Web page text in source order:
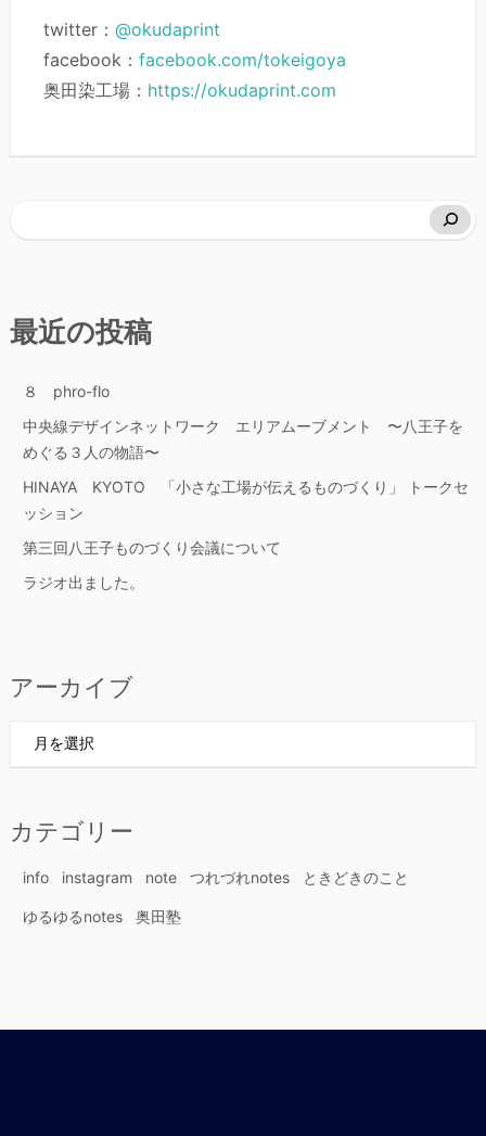
twitter：@okudaprint
facebook：facebook.com/tokeigoya
奥田染工場： https://okudaprint.com
最近の投稿
８ phro-flo
中央線デザインネットワーク エリアムーブメント 〜八王子を
めぐる３人の物語〜
HINAYA KYOTO 「小さな工場が伝えるものづくり」 トークセ
ッション
第三回八王子ものづくり会議について
ラジオ出ました。
アーカイブ
ブ
カテゴリー
info instagram note つれづれnotes ときどきのこと
ゆるゆるnotes 奥田塾